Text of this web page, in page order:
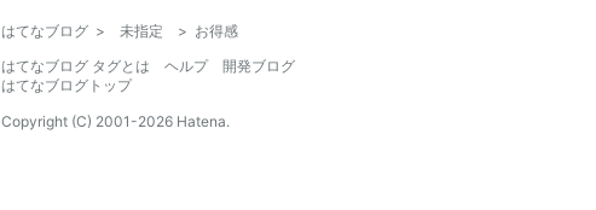
はてなブログ > 未指定 > お得感
はてなブログ タグとは
ヘルプ
開発ブログ
はてなブログトップ
Copyright (C) 2001-2026 Hatena.